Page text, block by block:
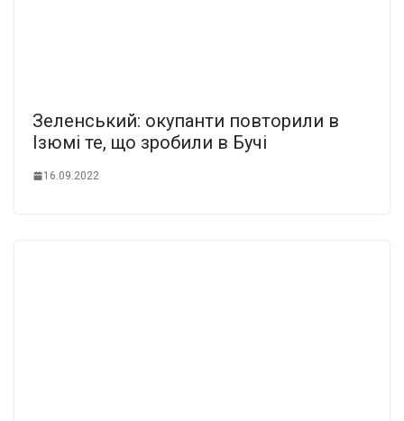
Зеленський: окупанти повторили в
Ізюмі те, що зробили в Бучі
16.09.2022